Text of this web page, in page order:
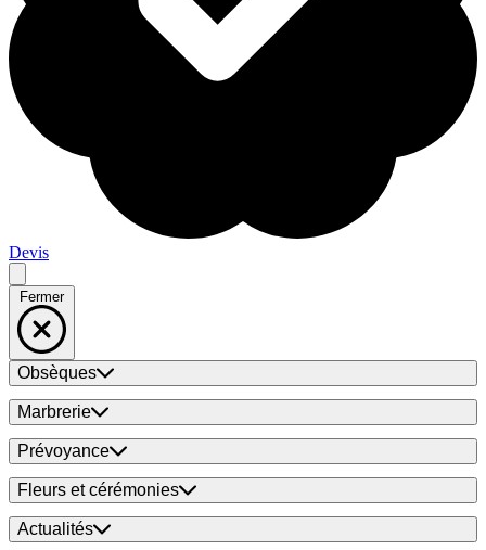
Devis
Fermer
Obsèques
Marbrerie
Prévoyance
Fleurs et cérémonies
Actualités